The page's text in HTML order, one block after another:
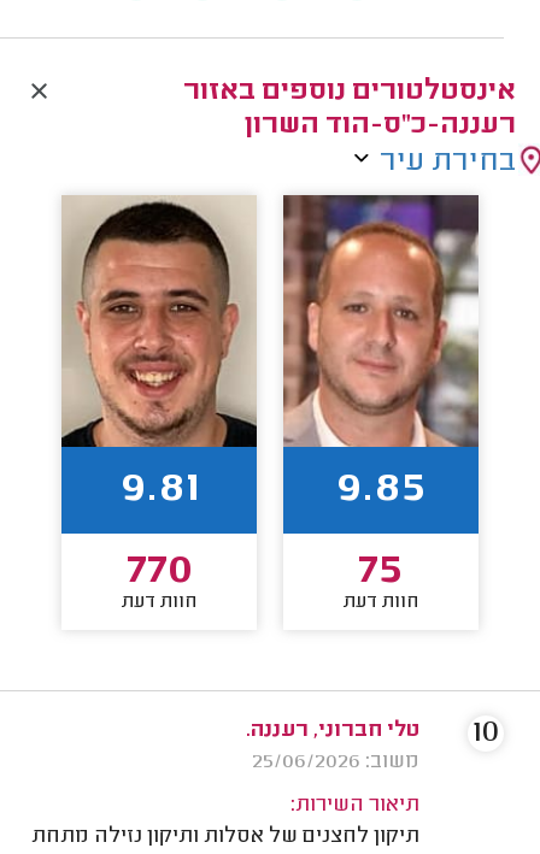
אינסטלטורים נוספים באזור
רעננה-כ"ס-הוד השרון
בחירת עיר
9.85
75
חוות דעת
9.81
770
חוות דעת
טלי חברוני, רעננה.
משוב: 25/06/2026
תיאור השירות:
תיקון לחצנים של אסלות ותיקון נזילה מתחת
10